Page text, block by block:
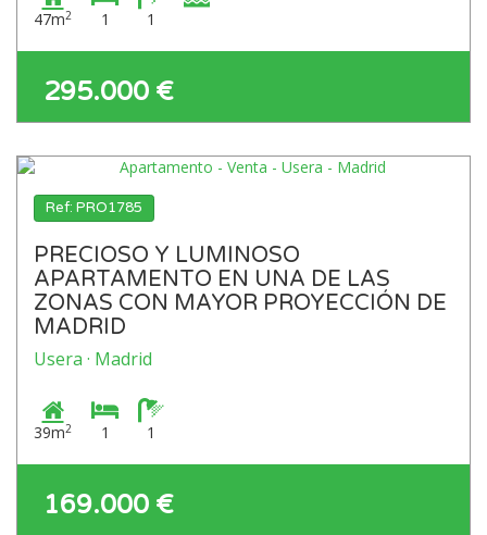
47m2 1 1
295.000 €
Ref: PRO1785
PRECIOSO Y LUMINOSO
APARTAMENTO EN UNA DE LAS
ZONAS CON MAYOR PROYECCIÓN DE
MADRID
Usera · Madrid
39m2 1 1
169.000 €